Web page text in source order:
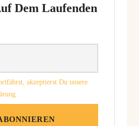
Dem Laufenden
akzeptierst Du unsere